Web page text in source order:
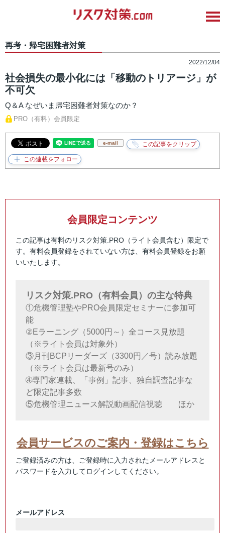
再考・帰宅困難者対策
2022/12/04
社会損失の最小化には「移動のトリアージ」が
不可欠
Q＆A なぜいま帰宅困難者対策なのか？
PRO（有料）会員限定
e-mail
会員限定コンテンツ
この記事は有料のリスク対策.PRO（ライト会員含む）限定で
す。有料会員登録をされていない方は、有料会員登録をお願
いいたします。
リスク対策.PRO（有料会員）の主な特典
①危機管理塾やPRO会員限定セミナーに参加可
能
②Eラーニング（5000円～）全コース見放題
（※ライト会員は対象外）
③月刊BCPリーダーズ（3300円／号）読み放題
（※ライト会員は最新号のみ）
➃専門家連載、「事例」記事、独自調査記事な
ど限定記事多数
⑤危機管理ニュース解説動画配信視聴 ほか
会員サービスのご案内・登録はこちら
ご登録済みの方は、ご登録時に入力されたメールアドレスと
パスワードを入力してログインしてください。
メールアドレス